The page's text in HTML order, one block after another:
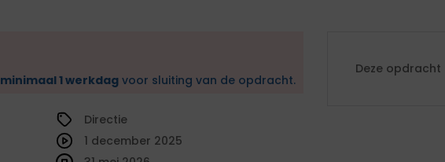
minimaal 1 werkdag voor sluiting van de opdracht.
Directie
1 december 2025
Deze opdracht